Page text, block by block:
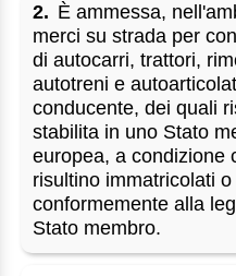
2. È ammessa,
merci su strada per
di autocarri, trattori,
autotreni e
conducente, dei quali
stabilita in uno Stato
europea, a condizione
risultino immatricolati
conformemente alla
Stato membro.